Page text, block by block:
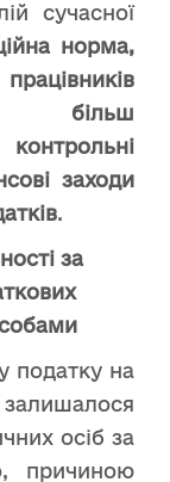
сучасної
норма,
більш
заходи
.
за
податку на
осіб за
причиною